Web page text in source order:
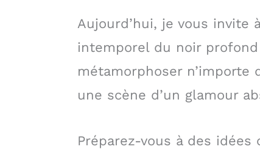
Aujourd’hui, je vous invite
intemporel du noir
métamorphoser
une scène d’un glamour
Préparez-vous à des idées